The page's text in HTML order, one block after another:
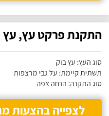
התקנת פרקט עץ, עץ
סוג העץ: עץ בוק
תשתית קיימת: על גבי מרצפות
סוג התקנה: הנחה צפה
לצפייה בהצעות